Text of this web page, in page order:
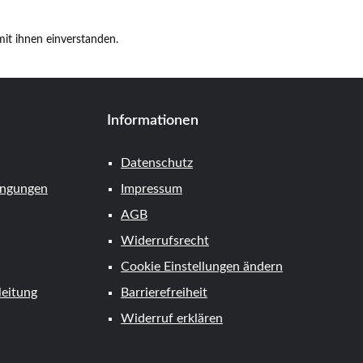
ihnen einverstanden.
Informationen
Datenschutz
Impressum
AGB
Widerrufsrecht
Cookie Einstellungen ändern
Barrierefreiheit
Widerruf erklären